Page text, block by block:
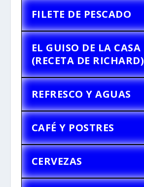
FILETE DE PESCADO
EL GUISO DE LA CASA
(RECETA DE RICHARD)
REFRESCO Y AGUAS
CAFÉ Y POSTRES
CERVEZAS